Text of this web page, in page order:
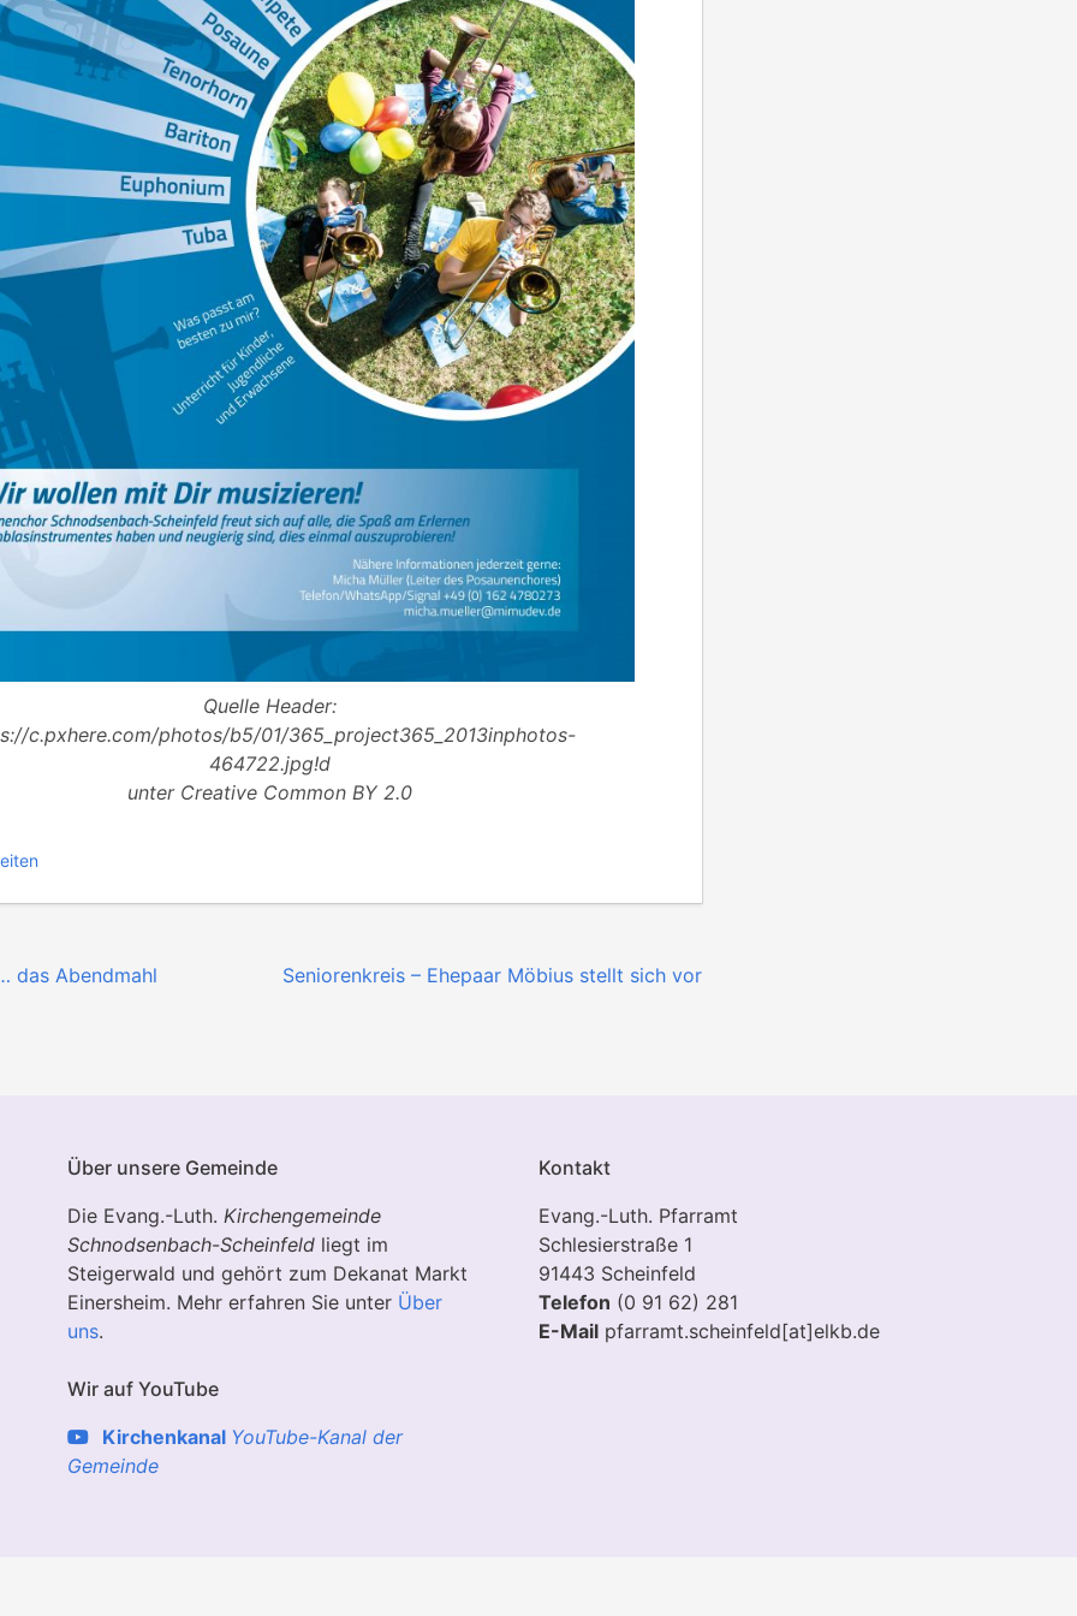
Quelle Header:
c.pxhere.com/photos/b5/01/365_project365_2013inphotos-
464722.jpg!d
unter Creative Common BY 2.0
das Abendmahl Seniorenkreis – Ehepaar Möbius stellt sich vor
Über unsere Gemeinde
Die Evang.-Luth. Kirchengemeinde
Schnodsenbach-Scheinfeld liegt im
Steigerwald und gehört zum Dekanat Markt
Einersheim. Mehr erfahren Sie unter Über
uns.
Wir auf YouTube
Kirchenkanal YouTube-Kanal der
Gemeinde
Kontakt
Evang.-Luth. Pfarramt
Schlesierstraße 1
91443 Scheinfeld
Telefon (0 91 62) 281
E-Mail pfarramt.scheinfeld[at]elkb.de